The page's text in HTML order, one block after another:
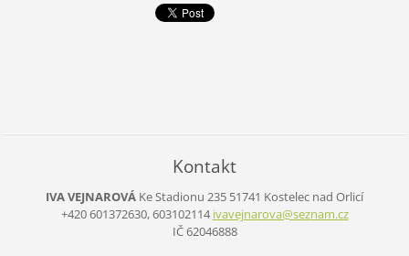
Kontakt
IVA VEJNAROVÁ Ke Stadionu 235 51741 Kostelec nad Orlicí
+420 601372630, 603102114ivavejnarova@seznam.cz
IČ 62046888